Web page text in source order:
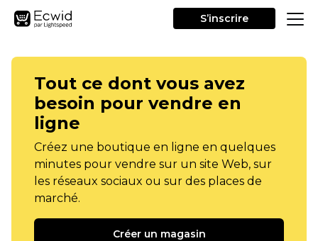
S’inscrire
Tout ce dont vous avez
besoin pour vendre en
ligne
Créez une boutique en ligne en quelques
minutes pour vendre sur un site Web, sur
les réseaux sociaux ou sur des places de
marché.
Créer un magasin